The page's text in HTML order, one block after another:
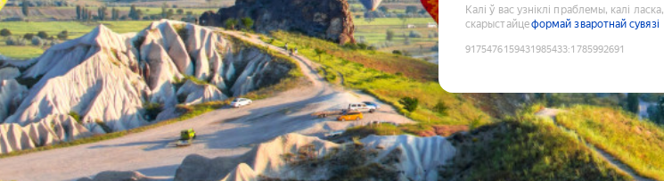
Калі ў вас узніклі праблемы, калі ласка,
скарыстайцеформай зваротнай сувязі
9175476159431985433:1785992691